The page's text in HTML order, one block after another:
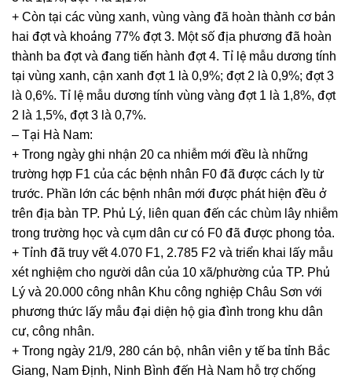
+ Còn tại các vùng xanh, vùng vàng đã hoàn thành cơ bản
hai đợt và khoảng 77% đợt 3. Một số địa phương đã hoàn
thành ba đợt và đang tiến hành đợt 4. Tỉ lệ mẫu dương tính
tại vùng xanh, cận xanh đợt 1 là 0,9%; đợt 2 là 0,9%; đợt 3
là 0,6%. Tỉ lệ mẫu dương tính vùng vàng đợt 1 là 1,8%, đợt
2 là 1,5%, đợt 3 là 0,7%.
– Tại Hà Nam:
+ Trong ngày ghi nhận 20 ca nhiễm mới đều là những
trường hợp F1 của các bệnh nhân F0 đã được cách ly từ
trước. Phần lớn các bệnh nhân mới được phát hiện đều ở
trên địa bàn TP. Phủ Lý, liên quan đến các chùm lây nhiễm
trong trường học và cụm dân cư có F0 đã được phong tỏa.
+ Tỉnh đã truy vết 4.070 F1, 2.785 F2 và triển khai lấy mẫu
xét nghiệm cho người dân của 10 xã/phường của TP. Phủ
Lý và 20.000 công nhân Khu công nghiệp Châu Sơn với
phương thức lấy mẫu đại diện hộ gia đình trong khu dân
cư, công nhân.
+ Trong ngày 21/9, 280 cán bộ, nhân viên y tế ba tỉnh Bắc
Giang, Nam Định, Ninh Bình đến Hà Nam hỗ trợ chống